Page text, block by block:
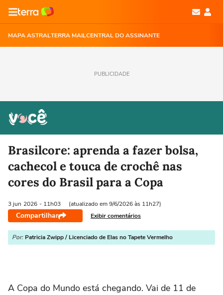
MAPA ASTRALTERRA MAILCENTRAL DO ASSINANTE
PUBLICIDADE
Brasilcore: aprenda a fazer bolsa,
cachecol e touca de crochê nas
cores do Brasil para a Copa
3 jun 2026 - 11h03 (atualizado em 9/6/2026 às 11h27)
Compartilhar Exibir comentários
Por: Patricia Zwipp / Licenciado de Elas no Tapete Vermelho
A Copa do Mundo está chegando. Vai de 11 de